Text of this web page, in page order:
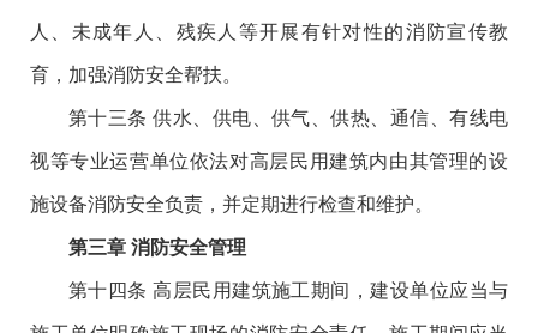
人、未成年人、残疾人等开展有针对性的消防宣传教
育，加强消防安全帮扶。
第十三条 供水、供电、供气、供热、通信、有线电
视等专业运营单位依法对高层民用建筑内由其管理的设
施设备消防安全负责，并定期进行检查和维护。
第三章 消防安全管理
第十四条 高层民用建筑施工期间，建设单位应当与